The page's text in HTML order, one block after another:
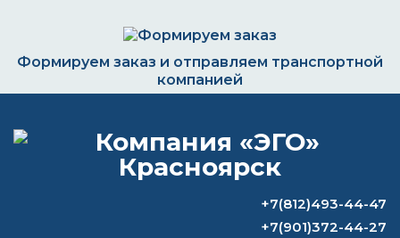
Формируем заказ и отправляем транспортной
компанией
ВОПРОС-ОТВЕТ
Можно ли потолок красить
+7(812)493-44-47
+7(901)372-44-27